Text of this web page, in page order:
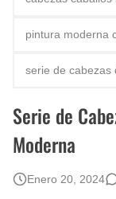
Que
pintura moderna
serie de cabezas
Serie de
Moderna
Enero 20, 2024